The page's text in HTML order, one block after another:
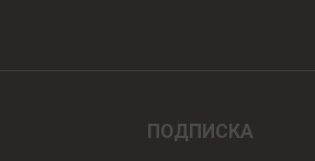
ПОДПИСКА